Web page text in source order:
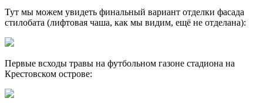
Тут мы можем увидеть финальный вариант отделки фасада
стилобата (лифтовая чаша, как мы видим, ещё не отделана):
Первые всходы травы на футбольном газоне стадиона на
Крестовском острове: